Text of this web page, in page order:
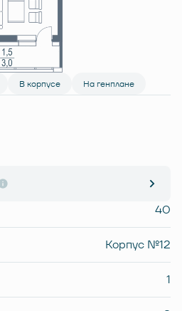
В корпусе На генплане
40
Корпус №12
1